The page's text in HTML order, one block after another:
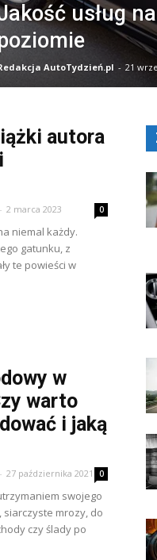
usług
AutoTydzień.pl - 21
autora
- 2 marca 2023 0
niemal każdy.
gatunku, z
te powieści w
w
warto
i jaką
- 27 października 2021 0
swojego
siarczyste mrozy, do
czy ślady po